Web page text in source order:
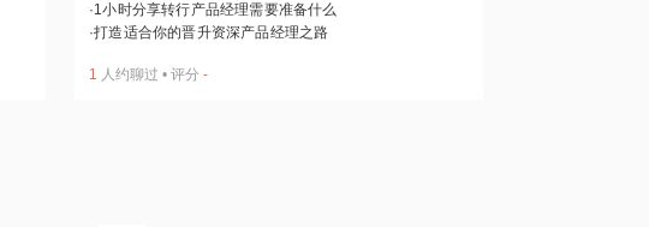
·1小时分享转行产品经理需要准备什么
·打造适合你的晋升资深产品经理之路
1 人约聊过 • 评分 -